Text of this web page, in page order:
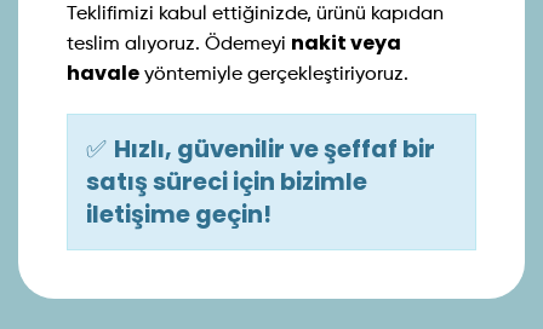
Teklifimizi kabul ettiğinizde, ürünü kapıdan
teslim alıyoruz. Ödemeyi nakit veya
havale yöntemiyle gerçekleştiriyoruz.
✅ Hızlı, güvenilir ve şeffaf bir
satış süreci için bizimle
iletişime geçin!